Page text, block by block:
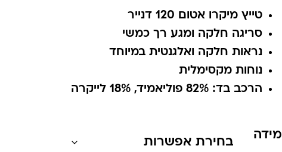
טייץ מיקרו אטום 120 דנייר
סריגה חלקה ומגע רך כמשי
נראות חלקה ואלגנטית במיוחד
נוחות מקסימלית
הרכב בד: 82% פוליאמיד, 18% לייקרה
מידה